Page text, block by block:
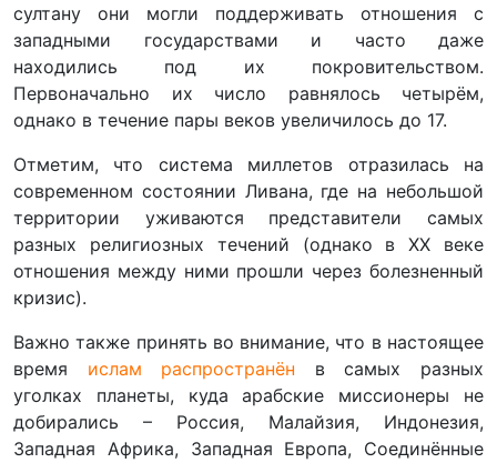
султану они могли поддерживать отношения с
западными государствами и часто даже
находились под их покровительством.
Первоначально их число равнялось четырём,
однако в течение пары веков увеличилось до 17.
Отметим, что система миллетов отразилась на
современном состоянии Ливана, где на небольшой
территории уживаются представители самых
разных религиозных течений (однако в ХХ веке
отношения между ними прошли через болезненный
кризис).
Важно также принять во внимание, что в настоящее
время ислам распространён в самых разных
уголках планеты, куда арабские миссионеры не
добирались – Россия, Малайзия, Индонезия,
Западная Африка, Западная Европа, Соединённые